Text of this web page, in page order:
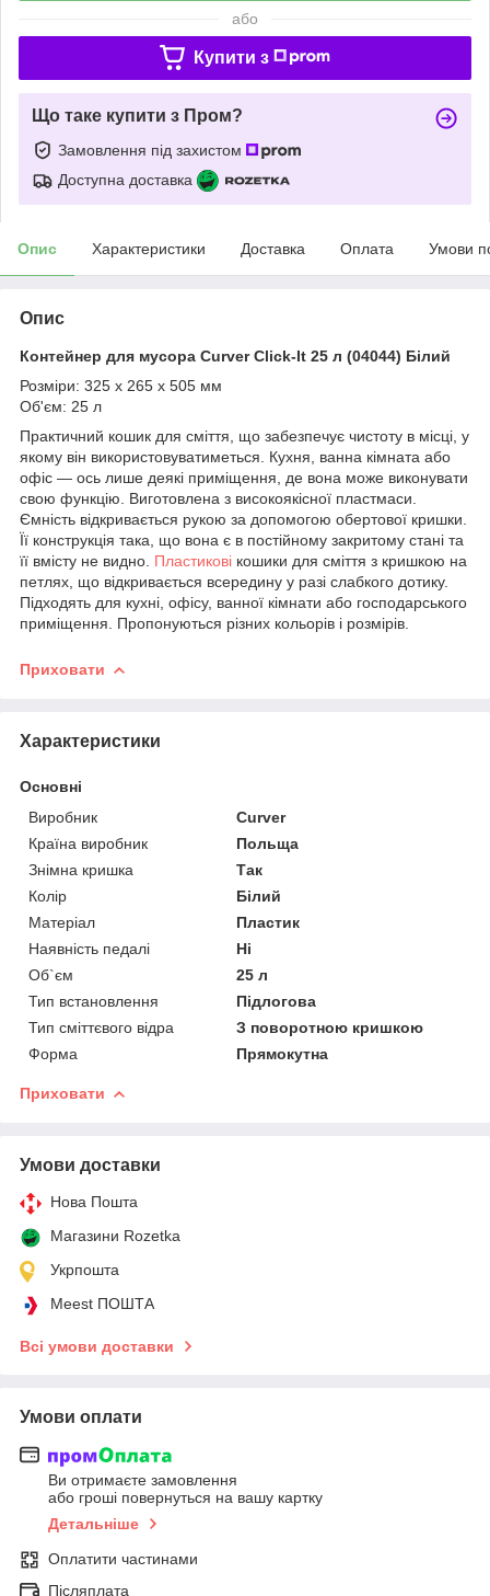
або
Купити з
Що таке купити з Пром?
Замовлення під захистом
Доступна доставка
Опис Характеристики Доставка Оплата Умови
Опис
Контейнер для мусора Curver Click-It 25 л (04044) Білий
Розміри: 325 x 265 x 505 мм
Об'єм: 25 л
Практичний кошик для сміття, що забезпечує чистоту в місці, у
якому він використовуватиметься. Кухня, ванна кімната або
офіс — ось лише деякі приміщення, де вона може виконувати
свою функцію. Виготовлена з високоякісної пластмаси.
Ємність відкривається рукою за допомогою обертової кришки.
Її конструкція така, що вона є в постійному закритому стані та
її вмісту не видно. Пластикові кошики для сміття з кришкою на
петлях, що відкривається всередину у разі слабкого дотику.
Підходять для кухні, офісу, ванної кімнати або господарського
приміщення. Пропонуються різних кольорів і розмірів.
Приховати
Характеристики
Основні
Виробник
Curver
Країна виробник
Польща
Знімна кришка
Так
Колір
Білий
Матеріал
Пластик
Наявність педалі
Ні
Об`єм
25 л
Тип встановлення
Підлогова
Тип сміттєвого відра
З поворотною кришкою
Форма
Прямокутна
Приховати
Умови доставки
Нова Пошта
Магазини Rozetka
Укрпошта
Meest ПОШТА
Всі умови доставки
Умови оплати
Ви отримаєте замовлення
або гроші повернуться на вашу картку
Детальніше
Оплатити частинами
Післяплата